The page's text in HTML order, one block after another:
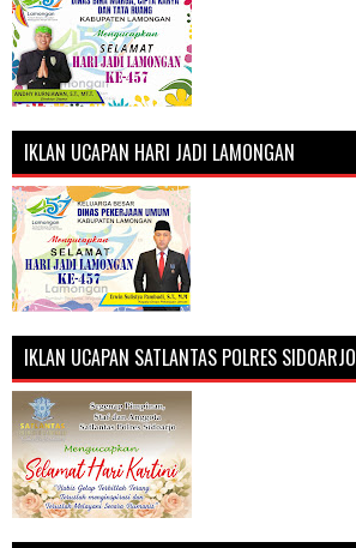
IKLAN UCAPAN HARI JADI LAMONGAN
IKLAN UCAPAN SATLANTAS POLRES SIDOARJO